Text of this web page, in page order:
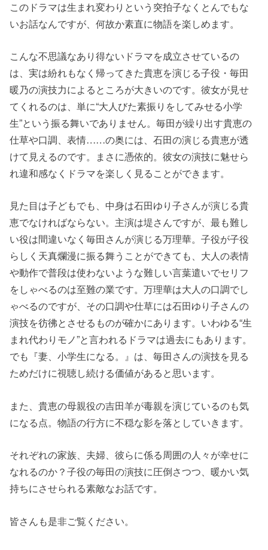
このドラマは生まれ変わりという突拍子なくとんでもな
いお話なんですが、何故か素直に物語を楽しめます。
こんな不思議なあり得ないドラマを成立させているの
は、実は紛れもなく帰ってきた貴恵を演じる子役・毎田
暖乃の演技力によるところが大きいのです。彼女が見せ
てくれるのは、単に“大人びた素振りをしてみせる小学
生”という振る舞いでありません。毎田が繰り出す貴恵の
仕草や口調、表情……の奥には、石田の演じる貴恵が透
けて見えるのです。まさに憑依的。彼女の演技に魅せら
れ違和感なくドラマを楽しく見ることができます。
見た目は子どもでも、中身は石田ゆり子さんが演じる貴
恵でなければならない。主演は堤さんですが、最も難し
い役は間違いなく毎田さんが演じる万理華。子役が子役
らしく天真爛漫に振る舞うことができても、大人の表情
や動作で普段は使わないような難しい言葉遣いでセリフ
をしゃべるのは至難の業です。万理華は大人の口調でし
ゃべるのですが、その口調や仕草には石田ゆり子さんの
演技を彷彿とさせるものが確かにあります。いわゆる“生
まれ代わりモノ”と言われるドラマは過去にもあります。
でも『妻、小学生になる。』は、毎田さんの演技を見る
ためだけに視聴し続ける価値があると思います。
また、貴恵の母親役の吉田羊が毒親を演じているのも気
になる点。物語の行方に不穏な影を落としていきます。
それぞれの家族、夫婦、彼らに係る周囲の人々が幸せに
なれるのか？子役の毎田の演技に圧倒さつつ、暖かい気
持ちにさせられる素敵なお話です。
皆さんも是非ご覧ください。